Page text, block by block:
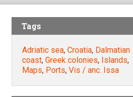
Tags
Adriatic sea, Croatia, Dalmatian
coast, Greek colonies, Islands,
Maps, Ports, Vis / anc. Issa